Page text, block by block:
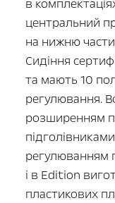
в
центральний
на нижню
Сидіння
та мають 10
регулювання.
розширенням
регулюванням
і в Edition
пластикових